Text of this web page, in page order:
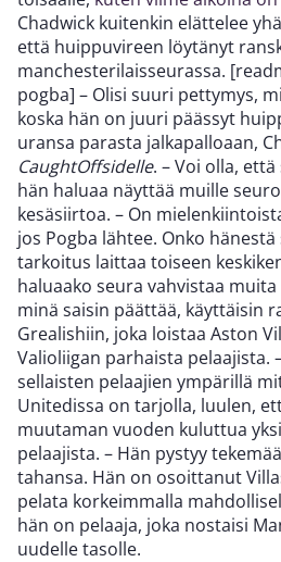
Chadwick kuitenkin elättelee
että huippuvireen löytänyt
manchesterilaisseurassa.
pogba] – Olisi suuri pettymys,
koska hän on juuri päässyt
uransa parasta jalkapalloaan,
CaughtOffsidelle. – Voi olla,
hän haluaa näyttää muille
kesäsiirtoa. – On
jos Pogba lähtee. Onko
tarkoitus laittaa toiseen
haluaako seura vahvistaa muita
minä saisin päättää, käyttäisin
Grealishiin, joka loistaa Aston
Valioliigan parhaista pelaajista.
sellaisten pelaajien ympärillä
Unitedissa on tarjolla, luulen,
muutaman vuoden kuluttua
pelaajista. – Hän pystyy
tahansa. Hän on osoittanut
pelata korkeimmalla
hän on pelaaja, joka nostaisi
uudelle tasolle.